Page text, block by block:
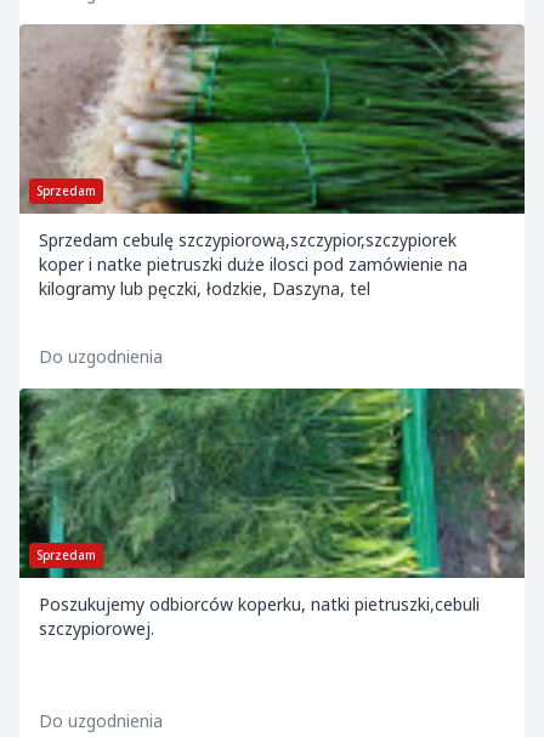
Sprzedam
Sprzedam cebulę szczypiorową,szczypior,szczypiorek
koper i natke pietruszki duże ilosci pod zamówienie na
kilogramy lub pęczki, łodzkie, Daszyna, tel
Do uzgodnienia
Sprzedam
Poszukujemy odbiorców koperku, natki pietruszki,cebuli
szczypiorowej.
Do uzgodnienia